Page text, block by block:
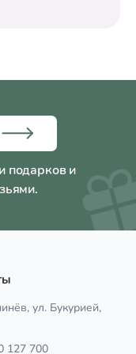
подарков и
ул. Букурией,
127 700